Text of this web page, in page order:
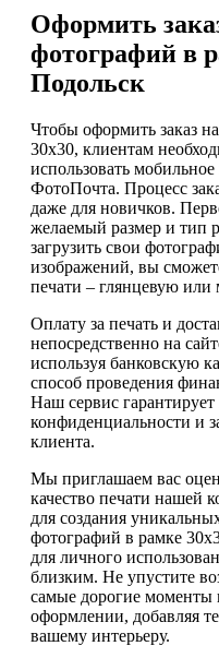
Оформить
фотографий в
Подольск
Чтобы оформить заказ
30х30, клиентам
использовать
ФотоПочта. Процесс
даже для новичков.
желаемый размер и тип
загрузить свои
изображений, вы
печати – глянцевую или
Оплату за печать и
непосредственно на
используя банковскую
способ проведения
Наш сервис
конфиденциальности и
клиента.
Мы приглашаем вас
качество печати нашей
для создания
фотографий в рамке
для личного
близким. Не упустите
самые дорогие
оформлении, добавляя
вашему интерьеру.